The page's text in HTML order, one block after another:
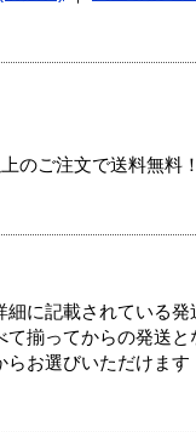
のご注文で送料無料！
に記載されている発
揃ってからの発送と
お選びいただけます